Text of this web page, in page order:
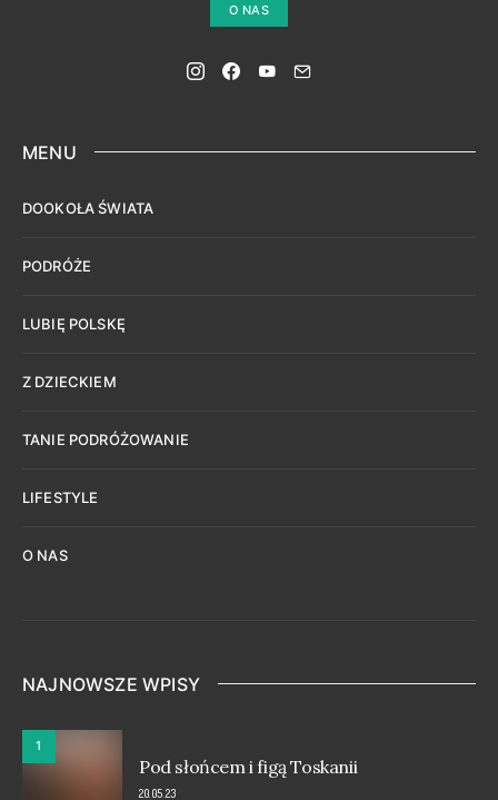
O NAS
MENU
DOOKOŁA ŚWIATA
PODRÓŻE
LUBIĘ POLSKĘ
Z DZIECKIEM
TANIE PODRÓŻOWANIE
LIFESTYLE
O NAS
NAJNOWSZE WPISY
1
Pod słońcem i figą Toskanii
20.05.23